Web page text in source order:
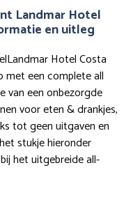
Landmar Hotel
en uitleg
Hotel Costa
met een complete all
van een onbezorgde
voor eten & drankjes,
tot geen uitgaven en
stukje hieronder
het uitgebreide all-